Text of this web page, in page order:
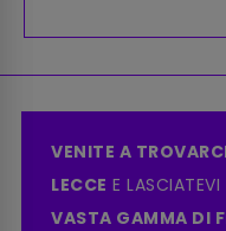
VENITE A
LECCE E LASCIATEVI
VASTA GAMMA DI